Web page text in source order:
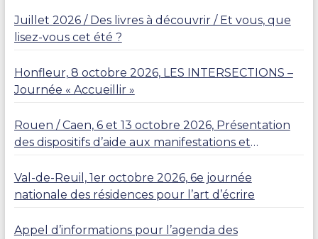
Juillet 2026 / Des livres à découvrir / Et vous, que
lisez-vous cet été ?
Honfleur, 8 octobre 2026, LES INTERSECTIONS –
Journée « Accueillir »
Rouen / Caen, 6 et 13 octobre 2026, Présentation
des dispositifs d’aide aux manifestations et
Val-de-Reuil, 1er octobre 2026, 6e journée
nationale des résidences pour l’art d’écrire
Appel d’informations pour l’agenda des